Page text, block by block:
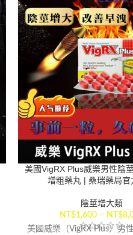
美國VigRX Plus威樂男性陰
增粗藥丸 | 桑瑞藥局官
陰莖增大類
NT$1,600 – NT$
美國威樂（VigRX Plus）男